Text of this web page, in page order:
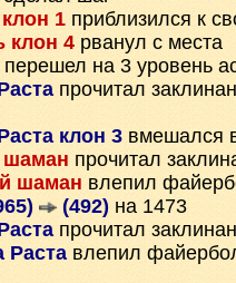
1 приблизился к
клон 4 рванул с места
перешел на 3 уровень
прочитал
клон 3 вмешался
шаман прочитал
шаман влепил
(492) на 1473
прочитал
Раста влепил